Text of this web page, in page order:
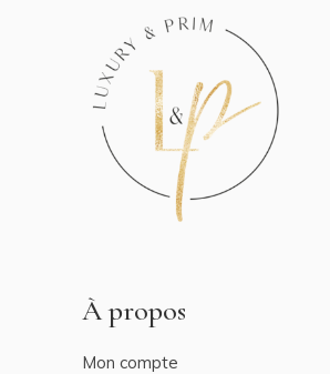
À propos
Mon compte